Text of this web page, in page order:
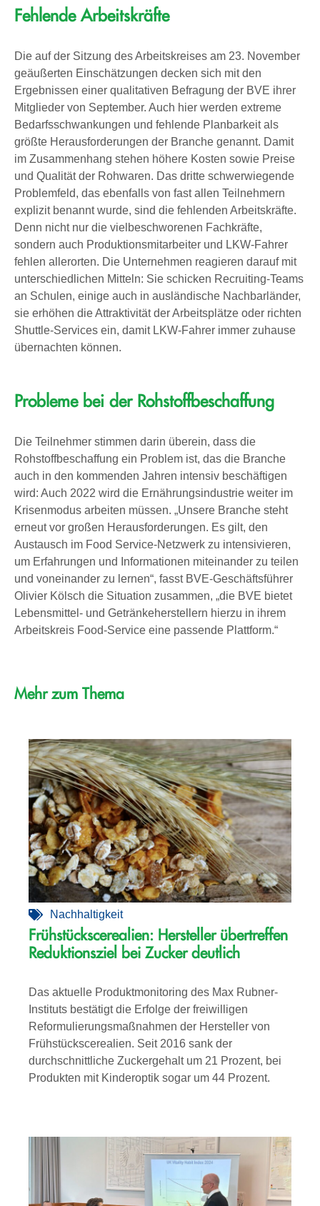
Fehlende Arbeitskräfte
Die auf der Sitzung des Arbeitskreises am 23. November
geäußerten Einschätzungen decken sich mit den
Ergebnissen einer qualitativen Befragung der BVE ihrer
Mitglieder von September. Auch hier werden extreme
Bedarfsschwankungen und fehlende Planbarkeit als
größte Herausforderungen der Branche genannt. Damit
im Zusammenhang stehen höhere Kosten sowie Preise
und Qualität der Rohwaren. Das dritte schwerwiegende
Problemfeld, das ebenfalls von fast allen Teilnehmern
explizit benannt wurde, sind die fehlenden Arbeitskräfte.
Denn nicht nur die vielbeschworenen Fachkräfte,
sondern auch Produktionsmitarbeiter und LKW-Fahrer
fehlen allerorten. Die Unternehmen reagieren darauf mit
unterschiedlichen Mitteln: Sie schicken Recruiting-Teams
an Schulen, einige auch in ausländische Nachbarländer,
sie erhöhen die Attraktivität der Arbeitsplätze oder richten
Shuttle-Services ein, damit LKW-Fahrer immer zuhause
übernachten können.
Probleme bei der Rohstoffbeschaffung
Die Teilnehmer stimmen darin überein, dass die
Rohstoffbeschaffung ein Problem ist, das die Branche
auch in den kommenden Jahren intensiv beschäftigen
wird: Auch 2022 wird die Ernährungsindustrie weiter im
Krisenmodus arbeiten müssen. „Unsere Branche steht
erneut vor großen Herausforderungen. Es gilt, den
Austausch im Food Service-Netzwerk zu intensivieren,
um Erfahrungen und Informationen miteinander zu teilen
und voneinander zu lernen“, fasst BVE-Geschäftsführer
Olivier Kölsch die Situation zusammen, „die BVE bietet
Lebensmittel- und Getränkeherstellern hierzu in ihrem
Arbeitskreis Food-Service eine passende Plattform.“
Mehr zum Thema
Nachhaltigkeit
Frühstückscerealien: Hersteller übertreffen
Reduktionsziel bei Zucker deutlich
Das aktuelle Produktmonitoring des Max Rubner-
Instituts bestätigt die Erfolge der freiwilligen
Reformulierungsmaßnahmen der Hersteller von
Frühstückscerealien. Seit 2016 sank der
durchschnittliche Zuckergehalt um 21 Prozent, bei
Produkten mit Kinderoptik sogar um 44 Prozent.